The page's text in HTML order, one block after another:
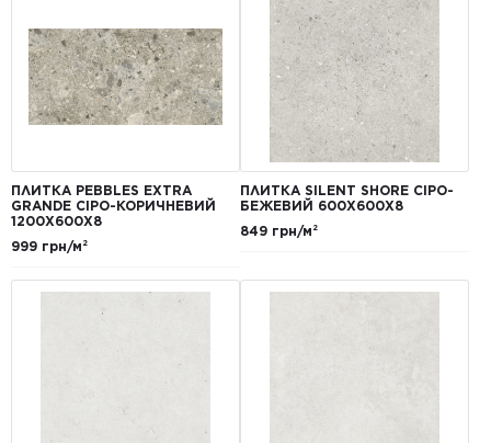
ПЛИТКА PEBBLES EXTRA
GRANDE СІРО-КОРИЧНЕВИЙ
1200Х600Х8
999 грн/м²
ПЛИТКА SILENT SHORE СІРО-
БЕЖЕВИЙ 600Х600Х8
849 грн/м²